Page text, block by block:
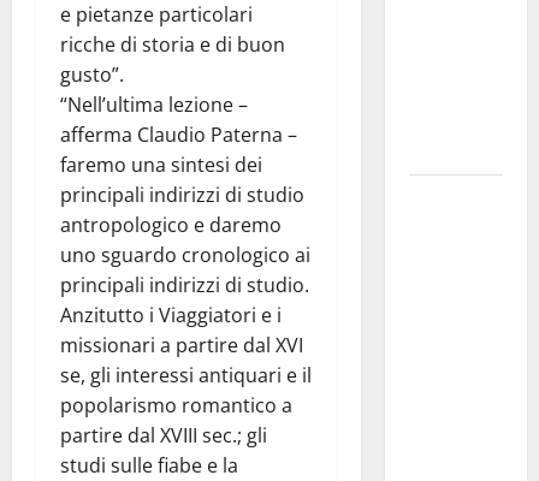
e pietanze particolari
ricche di storia e di buon
gusto”.
“Nell’ultima lezione –
afferma Claudio Paterna –
faremo una sintesi dei
principali indirizzi di studio
antropologico e daremo
uno sguardo cronologico ai
principali indirizzi di studio.
Anzitutto i Viaggiatori e i
missionari a partire dal XVI
se, gli interessi antiquari e il
popolarismo romantico a
partire dal XVIII sec.; gli
studi sulle fiabe e la